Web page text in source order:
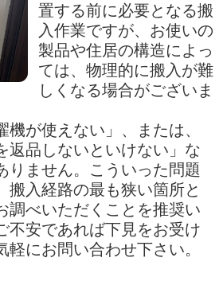
置する前に必要となる搬
入作業ですが、お使いの
製品や住居の構造によっ
ては、物理的に搬入が難
しくなる場合がございま
機が使えない」、または、
返品しないといけない」な
りません。こういった問題
搬入経路の最も狭い箇所と
調べいただくことを推奨い
不安であれば下見をお受け
軽にお問い合わせ下さい。